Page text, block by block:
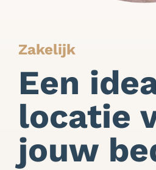
Zakelijk
Een
locatie
jouw